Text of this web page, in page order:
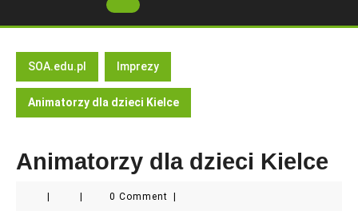
Open
Button
SOA.edu.pl Imprezy
Animatorzy dla dzieci Kielce
Animatorzy dla dzieci Kielce
0 Comment